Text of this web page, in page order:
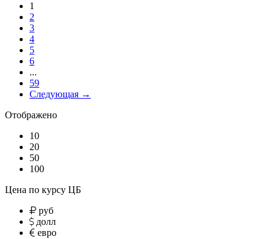
1
2
3
4
5
6
...
59
Следующая →
Отображено
10
20
50
100
Цена по курсу ЦБ
руб
долл
евро